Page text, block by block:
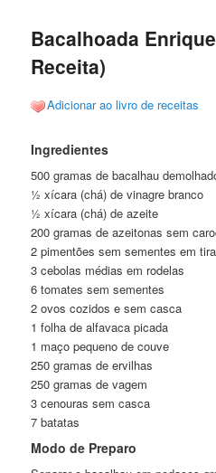
Bacalhoada
Receita)
Adicionar ao livro de receitas
Ingredientes
500 gramas de bacalhau
½ xícara (chá) de vinagre branco
½ xícara (chá) de azeite
200 gramas de azeitonas sem
2 pimentões sem sementes em
3 cebolas médias em rodelas
6 tomates sem sementes
2 ovos cozidos e sem casca
1 folha de alfavaca picada
1 maço pequeno de couve
250 gramas de ervilhas
250 gramas de vagem
3 cenouras sem casca
7 batatas
Modo de Preparo